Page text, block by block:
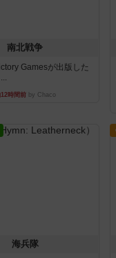
南北戦争
Gamesが出版した
時間前by Chaco
海兵隊